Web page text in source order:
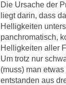
Die Ursache der
liegt darin, dass
Helligkeiten
panchromatisch,
Helligkeiten aller
Um trotz nur
(muss) man
entstanden aus